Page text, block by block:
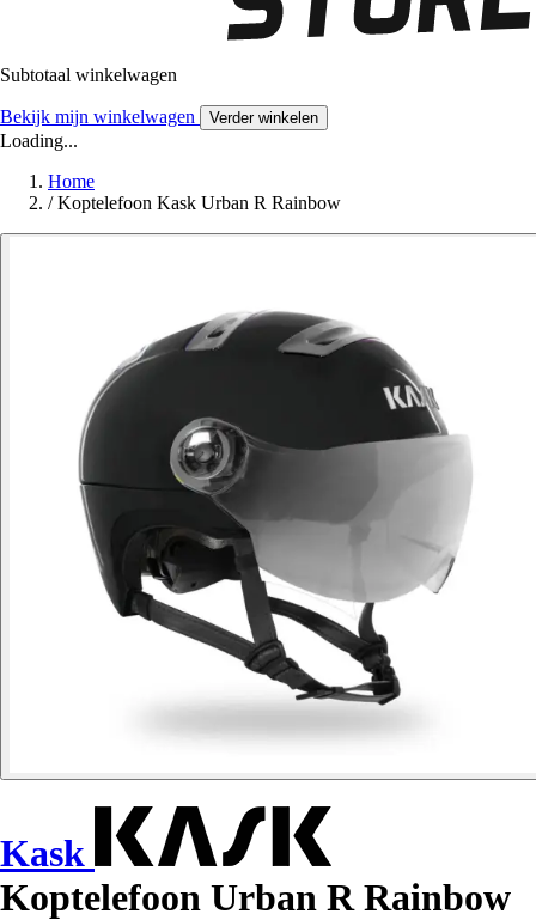
Subtotaal winkelwagen
Bekijk mijn winkelwagen Verder winkelen
Loading...
Home
/ Koptelefoon Kask Urban R Rainbow
Kask
Koptelefoon Urban R Rainbow